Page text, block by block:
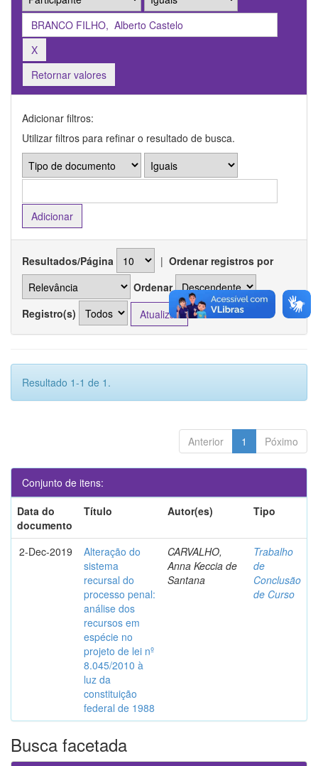
Retornar valores
Adicionar filtros:
Utilizar filtros para refinar o resultado de busca.
Resultados/Página | Ordenar registros por
Ordenar
Registro(s)
Resultado 1-1 de 1.
Anterior 1 Póximo
Conjunto de itens:
Data do
documento
Título Autor(es) Tipo
2-Dec-2019
Alteração do
sistema
recursal do
processo penal:
análise dos
recursos em
espécie no
projeto de lei nº
8.045/2010 à
luz da
constituição
federal de 1988
CARVALHO,
Anna Keccia de
Santana
Trabalho
de
Conclusão
de Curso
Busca facetada